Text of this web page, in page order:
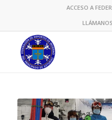
ACCESO A
LLÁMANOS